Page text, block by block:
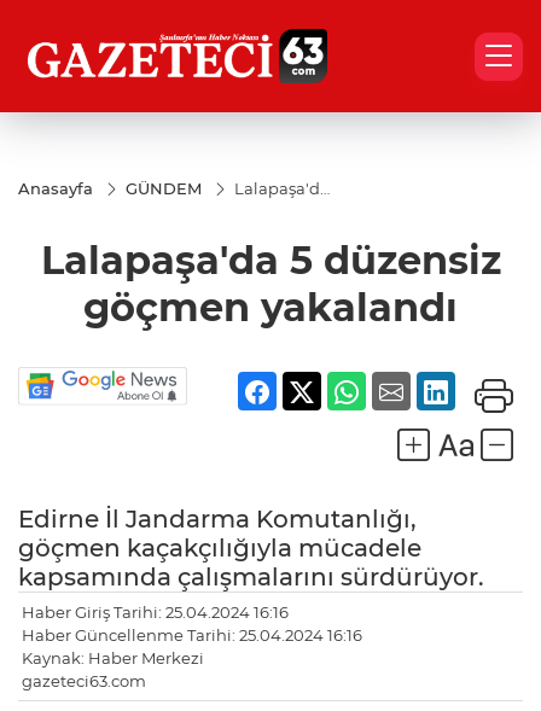
Anasayfa GÜNDEM
Lalapaşa'da
yakalandı
Lalapaşa'da 5 düzensiz
göçmen yakalandı
Edirne İl Jandarma Komutanlığı,
göçmen kaçakçılığıyla mücadele
kapsamında çalışmalarını sürdürüyor.
Haber Giriş Tarihi: 25.04.2024 16:16
Haber Güncellenme Tarihi: 25.04.2024 16:16
Kaynak: Haber Merkezi
gazeteci63.com